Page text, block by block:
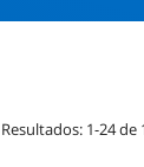
Resultados: 1-24 de